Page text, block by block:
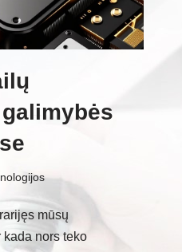
mūsų
nors teko